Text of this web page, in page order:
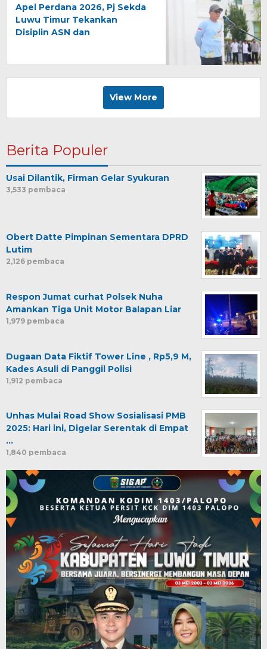
Apel Perdana 2026, Pj Sekda
Luwu Timur Tekankan
Disiplin ASN dan
View More
Berita Populer
Usai Dilantik, Firman Gelar Syukuran
3,533 pembaca
Obert Datte Pimpinan Sementara DPRD
Lutim
2,126 pembaca
Respon Jumat curhat Polsek Nuha
Amankan Tiga Unit Motor Balapan Liar
1,979 pembaca
Dugaan Data Fiktif Tower Line , Rp5,9 M,
Kades Asuli di Panggil Polisi
1,912 pembaca
Unhas Mulai Road Show Sosialisasi PMB
2025: Hari ini, Digelar Serentak di Empat
…
1,840 pembaca